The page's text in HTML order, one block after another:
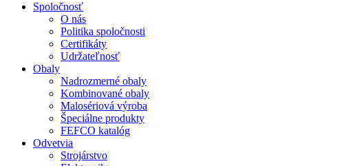
Spoločnosť
O nás
Politika spoločnosti
Certifikáty
Udržateľnosť
Obaly
Nadrozmerné obaly
Kombinované obaly
Malosériová výroba
Špeciálne produkty
FEFCO katalóg
Odvetvia
Strojárstvo